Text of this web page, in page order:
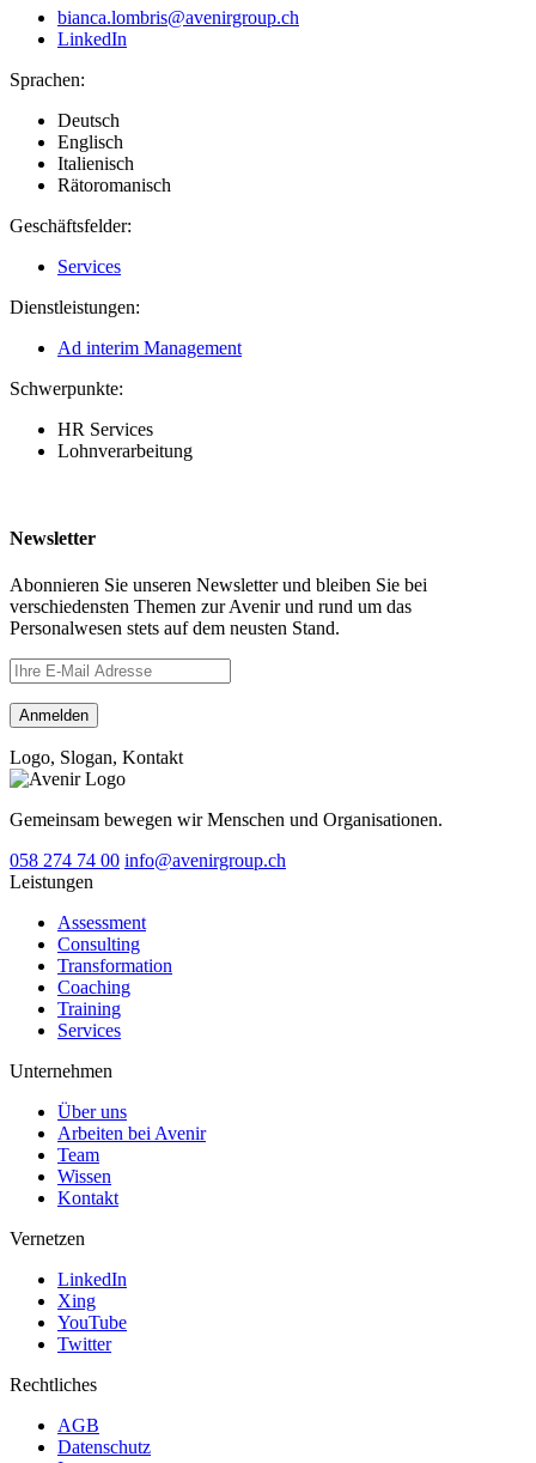
bianca.lombris@avenirgroup.ch
LinkedIn
Sprachen:
Deutsch
Englisch
Italienisch
Rätoromanisch
Geschäftsfelder:
Services
Dienstleistungen:
Ad interim Management
Schwerpunkte:
HR Services
Lohnverarbeitung
Newsletter
Abonnieren Sie unseren Newsletter und bleiben Sie bei
verschiedensten Themen zur Avenir und rund um das
Personalwesen stets auf dem neusten Stand.
Logo, Slogan, Kontakt
Gemeinsam bewegen wir Menschen und Organisationen.
058 274 74 00 info@avenirgroup.ch
Leistungen
Assessment
Consulting
Transformation
Coaching
Training
Services
Unternehmen
Über uns
Arbeiten bei Avenir
Team
Wissen
Kontakt
Vernetzen
LinkedIn
Xing
YouTube
Twitter
Rechtliches
AGB
Datenschutz